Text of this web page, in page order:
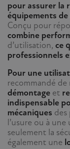
pour assurer la
équipements
Conçu pour
combine
d’utilisation, ce
professionnels
Pour une
recommandé
démontage et
indispensable
mécaniques
l’usure ou à
seulement la
également une